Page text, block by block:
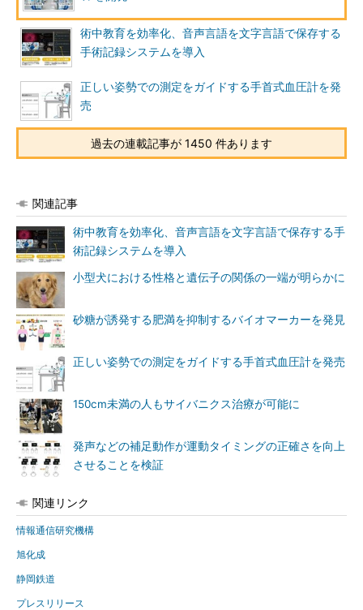
術中教育を効率化、音声言語を文字言語で保存する
手術記録システムを導入
正しい姿勢での測定をガイドする手首式血圧計を発
売
過去の連載記事が 1450 件あります
関連記事
術中教育を効率化、音声言語を文字言語で保存する手
術記録システムを導入
小型犬における性格と遺伝子の関係の一端が明らかに
砂糖が誘発する肥満を抑制するバイオマーカーを発見
正しい姿勢での測定をガイドする手首式血圧計を発売
150cm未満の人もサイバニクス治療が可能に
発声などの補足動作が運動タイミングの正確さを向上
させることを検証
関連リンク
情報通信研究機構
旭化成
静岡鉄道
プレスリリース